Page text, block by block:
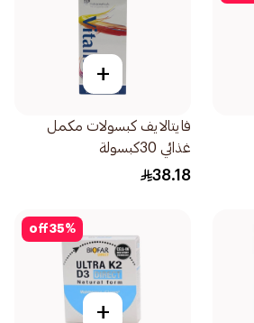
+
فايتالايف كبسولات مكمل
غذائي 30كبسولة
38.18
35%
off
+